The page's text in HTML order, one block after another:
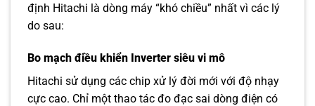
định Hitachi là dòng máy “khó chiều” nhất vì các lý
do sau:
Bo mạch điều khiển Inverter siêu vi mô
Hitachi sử dụng các chip xử lý đời mới với độ nhạy
cực cao. Chỉ một thao tác đo đạc sai dòng điện có